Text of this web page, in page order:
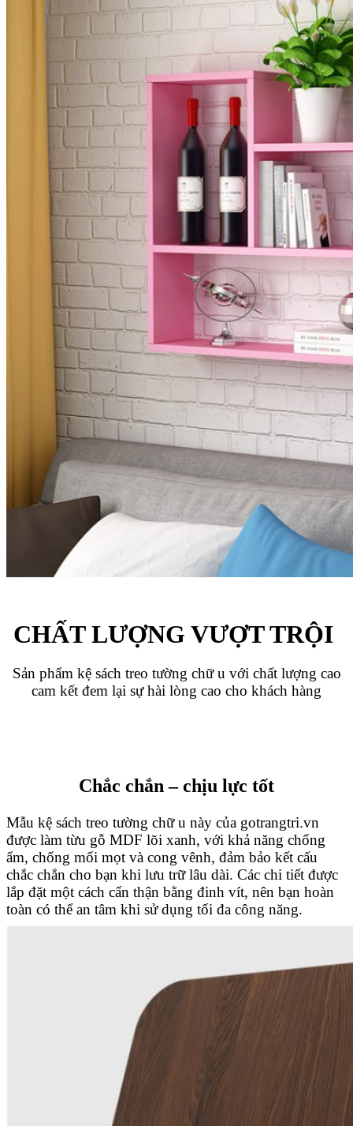
CHẤT LƯỢNG VƯỢT TRỘI
Sản phẩm kệ sách treo tường chữ u với chất lượng cao
cam kết đem lại sự hài lòng cao cho khách hàng
Chắc chắn – chịu lực tốt
Mẫu kệ sách treo tường chữ u này của gotrangtri.vn
được làm từu gỗ MDF lõi xanh, với khả năng chống
ẩm, chống mối mọt và cong vênh, đảm bảo kết cấu
chắc chắn cho bạn khi lưu trữ lâu dài. Các chi tiết được
lắp đặt một cách cẩn thận bằng đinh vít, nên bạn hoàn
toàn có thể an tâm khi sử dụng tối đa công năng.